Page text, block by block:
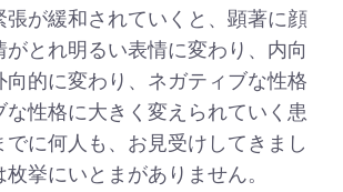
張が緩和されていくと、顕著に顔
とれ明るい表情に変わり、内向
向的に変わり、ネガティブな性格
な性格に大きく変えられていく患
に何人も、お見受けしてきまし
挙にいとまがありません。